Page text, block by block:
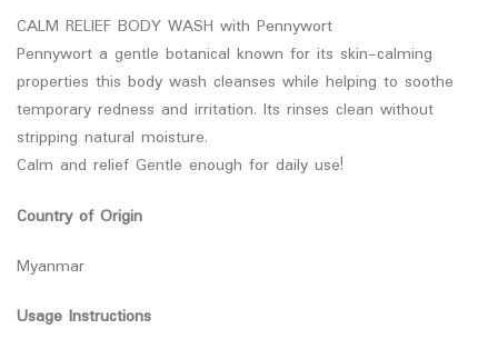
CALM RELIEF BODY WASH with Pennywort
Pennywort a gentle botanical known for its skin-calming
properties this body wash cleanses while helping to soothe
temporary redness and irritation. Its rinses clean without
stripping natural moisture.
Calm and relief Gentle enough for daily use!
Country of Origin
Myanmar
Usage Instructions